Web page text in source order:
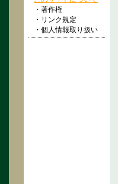
・著作権
・リンク規定
・個人情報取り扱い